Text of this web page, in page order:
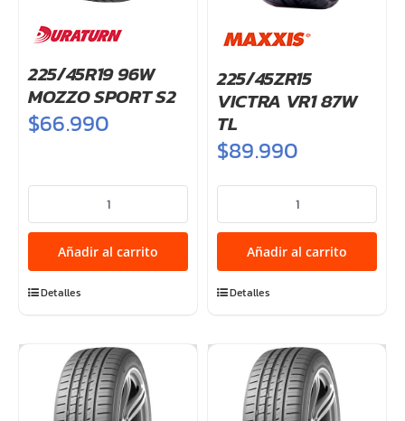
225/45R19 96W
MOZZO SPORT S2
$66.990
96W
MOZZO
SPORT
S2
Añadir al carrito
Detalles
225/45ZR15
VICTRA VR1 87W
TL
$89.990
VICTRA
VR1
TL
Añadir al carrito
Detalles